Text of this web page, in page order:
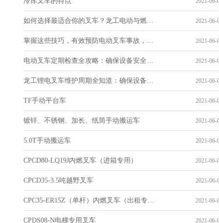
如何选择最适合你的叉车？龙工电动与燃油叉车全面对比，轻松决策！ 2021-06-
掌握这些技巧，有效预防电动叉车事故，确保作业安全！ 2021-06-
电动叉车定期检查全攻略：确保设备安全与高效运行 2021-06-
龙工锂电叉车维护周期全知道：确保设备长期高效运行 2021-06-
TF手动平台车 2021-06-
镀锌、不锈钢、加长、纸筒手动搬运车 2021-06-
5.0T手动搬运车 2021-06-
CPCD80-LQ19J内燃叉车（进箱专用） 2021-06-
CPCD35-3.5吨越野叉车 2021-06-
CPC35-ER15Z（单杆）内燃叉车（出租专用） 2021-06-
CPDS08-N电梯专用叉车 2021-06-